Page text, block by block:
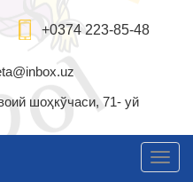
+0374 223-85-48
шоҳкўчаси, 71- уй